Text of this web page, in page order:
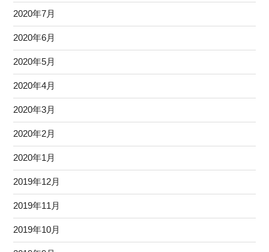
2020年7月
2020年6月
2020年5月
2020年4月
2020年3月
2020年2月
2020年1月
2019年12月
2019年11月
2019年10月